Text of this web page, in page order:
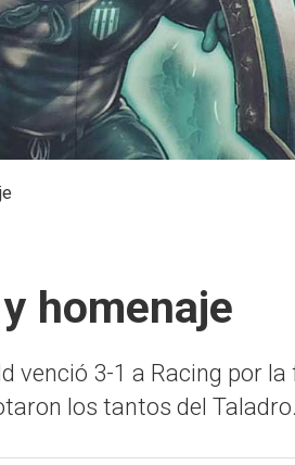
homenaje
venció 3-1 a Racing por
los tantos del Taladro.